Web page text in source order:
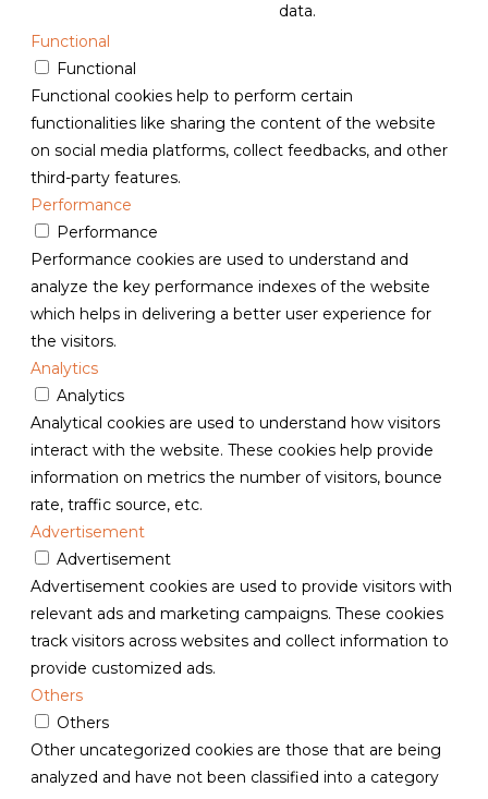
data.
Functional
Functional
Functional cookies help to perform certain
functionalities like sharing the content of the website
on social media platforms, collect feedbacks, and other
third-party features.
Performance
Performance
Performance cookies are used to understand and
analyze the key performance indexes of the website
which helps in delivering a better user experience for
the visitors.
Analytics
Analytics
Analytical cookies are used to understand how visitors
interact with the website. These cookies help provide
information on metrics the number of visitors, bounce
rate, traffic source, etc.
Advertisement
Advertisement
Advertisement cookies are used to provide visitors with
relevant ads and marketing campaigns. These cookies
track visitors across websites and collect information to
provide customized ads.
Others
Others
Other uncategorized cookies are those that are being
analyzed and have not been classified into a category